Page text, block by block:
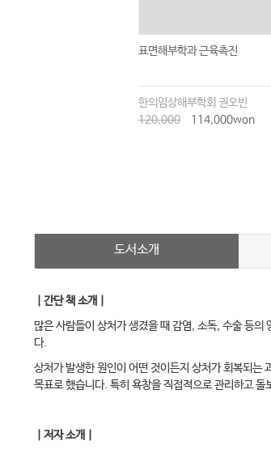
표면해부학과 근육촉진
한의임상해부학회 권오빈
120,000
114,000won
도서소개
｜간단 책 소개｜
많은 사람들이 상처가 생겼을 때 감염, 소독, 수술 등의
다.
상처가 발생한 원인이 어떤 것이든지 상처가 회복되는
목표로 했습니다. 특히 욕창을 직접적으로 관리하고
｜저자 소개｜